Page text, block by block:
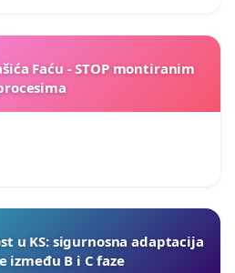
Faću - STOP montiranim
u KS: sigurnosna adaptacija
između B i C faze